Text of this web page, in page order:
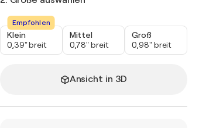
Empfohlen
Klein
0,39" breit
Mittel
0,78" breit
Groß
0,98" breit
Ansicht in 3D